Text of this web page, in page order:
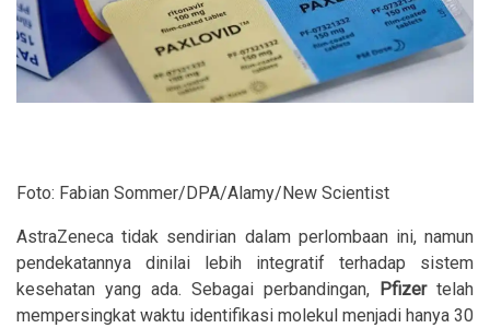
Foto: Fabian Sommer/DPA/Alamy/New Scientist
AstraZeneca tidak sendirian dalam perlombaan ini, namun
pendekatannya dinilai lebih integratif terhadap sistem
kesehatan yang ada. Sebagai perbandingan, Pfizertelah
mempersingkat waktu identifikasi molekul menjadi hanya 30